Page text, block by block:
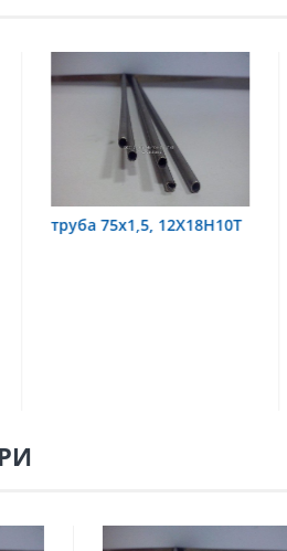
Труба 70х8 08Х22Н6Т